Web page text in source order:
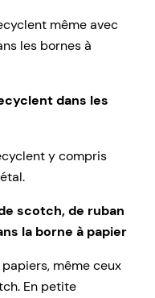
même avec
les bornes à
dans les
y compris
scotch, de ruban
la borne à papier
même ceux
En petite